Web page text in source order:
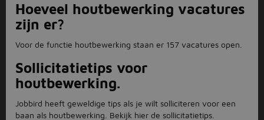
Hoeveel houtbewerking vacatures
zijn er?
Voor de functie houtbewerking staan er 157 vacatures open.
Sollicitatietips voor
houtbewerking.
Jobbird heeft geweldige tips als je wilt solliciteren voor een
baan als houtbewerking. Bekijk hier de sollicitatietips.